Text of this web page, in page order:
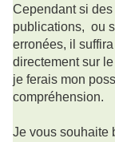
Cependant si
publications, ou
erronées, il
directement sur
je ferais mon
compréhension.
Je vous souhaite